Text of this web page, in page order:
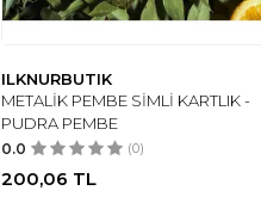
ILKNURBUTIK
METALİK PEMBE SİMLİ KARTLIK -
PUDRA PEMBE
0.0 (0)
200,06 TL